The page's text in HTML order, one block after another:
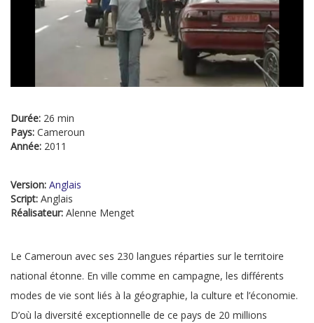
Durée: 26 min
Pays: Cameroun
Année: 2011
Version: Anglais
Script: Anglais
Réalisateur: Alenne Menget
Le Cameroun avec ses 230 langues réparties sur le territoire
national étonne. En ville comme en campagne, les différents
modes de vie sont liés à la géographie, la culture et l’économie.
D’où la diversité exceptionnelle de ce pays de 20 millions